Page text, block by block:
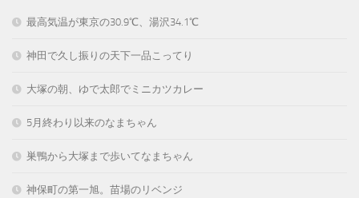
最高気温が東京の30.9℃、湯沢34.1℃
神田で久し振りの天下一品こってり
大塚の朝、ゆで太郎でミニカツカレー
5月終わり以来のなまちゃん
巣鴨から大塚まで歩いてなまちゃん
神保町の第一旭。苗場のリベンジ